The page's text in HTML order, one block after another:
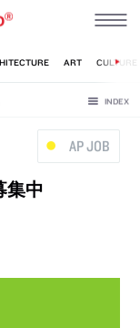
AP JOB
集中